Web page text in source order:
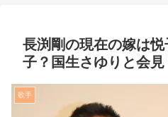
長渕剛の現在の嫁は
子？国生さゆりと会見
歌手